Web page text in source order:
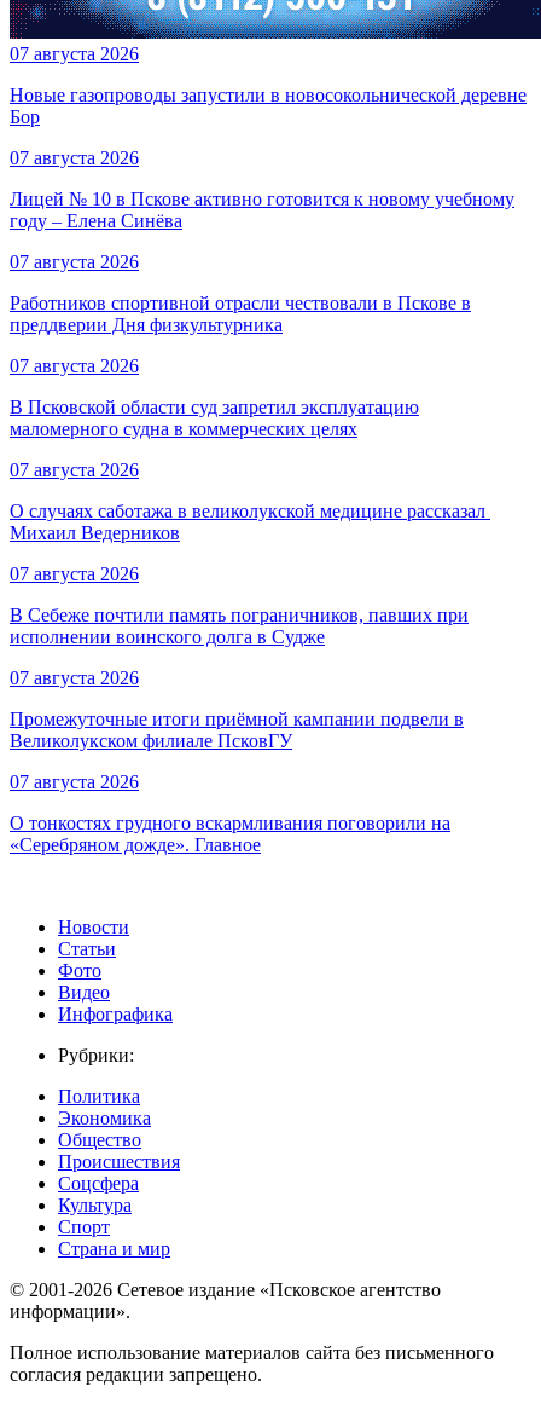
07 августа 2026
Новые газопроводы запустили в новосокольнической деревне
Бор
07 августа 2026
Лицей № 10 в Пскове активно готовится к новому учебному
году – Елена Синёва
07 августа 2026
Работников спортивной отрасли чествовали в Пскове в
преддверии Дня физкультурника
07 августа 2026
В Псковской области суд запретил эксплуатацию
маломерного судна в коммерческих целях
07 августа 2026
О случаях саботажа в великолукской медицине рассказал ​
Михаил Ведерников
07 августа 2026
В Себеже почтили память пограничников, павших при
исполнении воинского долга в Судже
07 августа 2026
Промежуточные итоги приёмной кампании подвели в
Великолукском филиале ПсковГУ
07 августа 2026
О тонкостях грудного вскармливания поговорили на
«Серебряном дожде». Главное
Новости
Статьи
Фото
Видео
Инфографика
Рубрики:
Политика
Экономика
Общество
Происшествия
Соцсфера
Культура
Спорт
Страна и мир
© 2001-2026 Сетевое издание «Псковское агентство
информации».
Полное использование материалов сайта без письменного
согласия редакции запрещено.